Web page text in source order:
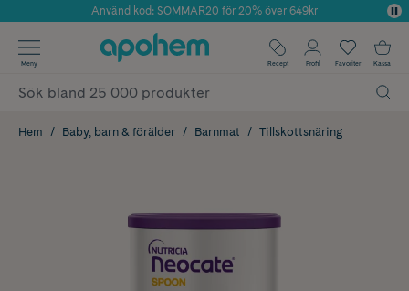
Årets Butik 2025 inom Skönhet
Använd kod: SOMMAR20 för 20% över 649kr
✓ Fri frakt
✓ Poäng på alla köp*
Meny Recept Profil Favoriter Kassa
Hem Baby, barn & förälder Barnmat Tillskottsnäring